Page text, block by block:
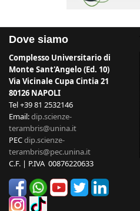
Dove siamo
Complesso Universitario di
Monte Sant'Angelo (Ed. 10)
Via Vicinale Cupa Cintia 21
80126 NAPOLI
Tel +39 81 2532146
Email:dip.scienze-
terambris@unina.it
PECdip.scienze-
terambris@pec.unina.it
C.F. | P.IVA 00876220633